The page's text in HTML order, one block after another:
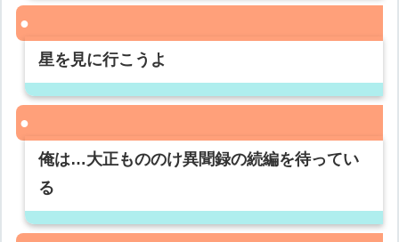
星を見に行こうよ
俺は…大正もののけ異聞録の続編を待ってい
る